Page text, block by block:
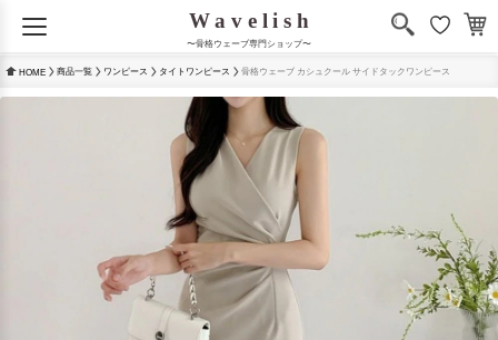
〜骨格ウェーブ専門ショップ〜
HOME 商品一覧 ワンピース タイトワンピース 骨格ウェーブ カシュクール サイドタックワンピース